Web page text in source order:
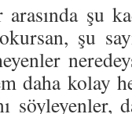
şu
şu
daha kolay